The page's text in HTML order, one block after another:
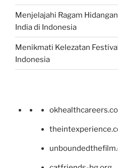
Menjelajahi Ragam
India di Indonesia
Menikmati Kelezatan
Indonesia